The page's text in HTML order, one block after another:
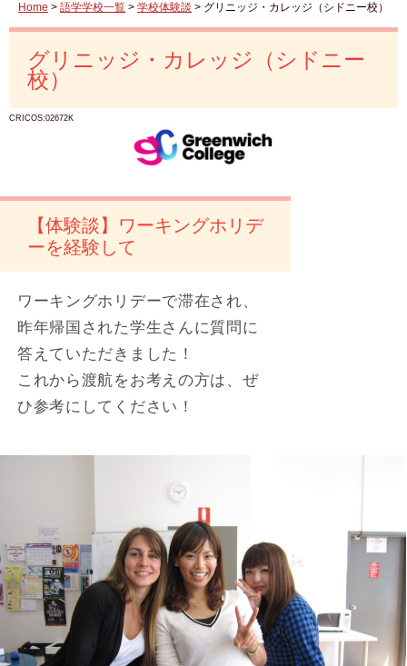
Home > 語学学校一覧 > 学校体験談 > グリニッジ・カレッジ（シドニー校）
グリニッジ・カレッジ（シドニー
校）
CRICOS:02672K
【体験談】ワーキングホリデ
ーを経験して
ワーキングホリデーで滞在され、
昨年帰国された学生さんに質問に
答えていただきました！
これから渡航をお考えの方は、ぜ
ひ参考にしてください！